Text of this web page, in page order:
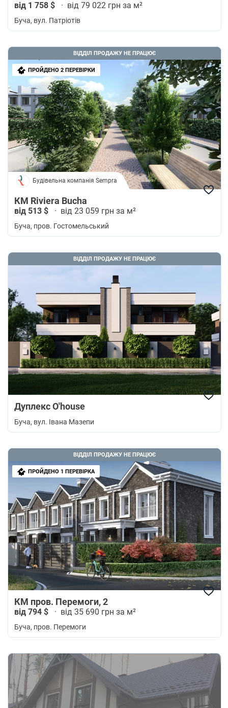
від 1 758 $ · від 79 022 грн за м²
Буча, вул. Патріотів
ВІДДІЛ ПРОДАЖУ НЕ ПРАЦЮЄ
ПРОЙДЕНО 2 ПЕРЕВІРКИ
Будівельна компанія Sempra
КМ Riviera Bucha
від 513 $ · від 23 059 грн за м²
Буча, пров. Гостомельський
ВІДДІЛ ПРОДАЖУ НЕ ПРАЦЮЄ
Дуплекс O'house
Буча, вул. Івана Мазепи
ВІДДІЛ ПРОДАЖУ НЕ ПРАЦЮЄ
ПРОЙДЕНО 1 ПЕРЕВІРКА
КМ пров. Перемоги, 2
від 794 $ · від 35 690 грн за м²
Буча, пров. Перемоги